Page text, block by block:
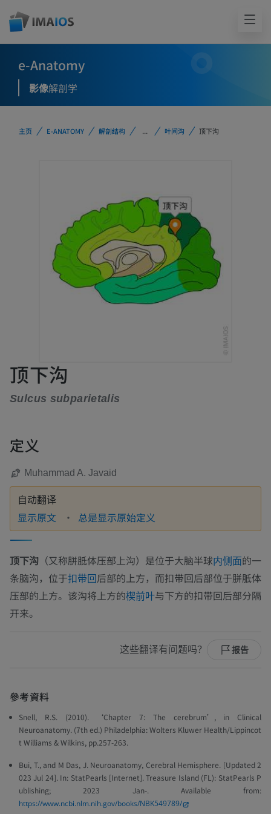
e-Anatomy
影像解剖学
主页 E-ANATOMY 解剖结构 ... 叶间沟 顶下沟
顶下沟
Sulcus subparietalis
定义
Muhammad A. Javaid
自动翻译
显示原文 总是显示原始定义
顶下沟 （又称胼胝体压部上沟）是位于大脑半球内侧面的一
条脑沟，位于扣带回后部的上方，而扣带回后部位于胼胝体
压部的上方。该沟将上方的楔前叶与下方的扣带回后部分隔
开来。
这些翻译有问题吗？ 报告
參考資料
Snell, R.S. (2010). ‘Chapter 7: The cerebrum’, in Clinical
Neuroanatomy. (7th ed.) Philadelphia: Wolters Kluwer Health/Lippincot
t Williams & Wilkins, pp.257-263.
Bui, T., and M Das, J. Neuroanatomy, Cerebral Hemisphere. [Updated 2
023 Jul 24]. In: StatPearls [Internet]. Treasure Island (FL): StatPearls P
ublishing; 2023 Jan-. Available from:
https://www.ncbi.nlm.nih.gov/books/NBK549789/